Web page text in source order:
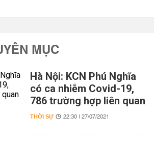
MỤC
Hà Nội: KCN Phú Nghĩa
có ca nhiễm Covid-19,
786 trường hợp liên quan
THỜI SỰ 22:30 | 27/07/2021